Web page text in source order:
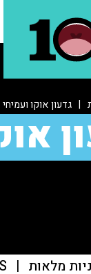
| גדעון אוקו
מלאות |